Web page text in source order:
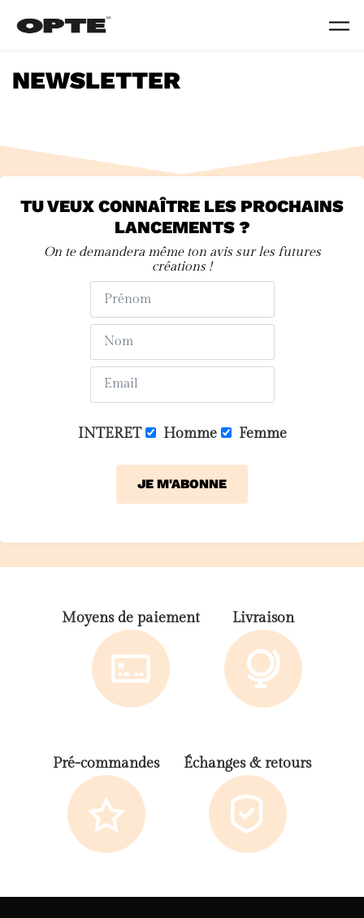
NEWSLETTER
TU VEUX CONNAÎTRE LES PROCHAINS
LANCEMENTS ?
On te demandera même ton avis sur les futures
créations !
INTERET Homme Femme
Moyens de paiement Livraison
Pré-commandes Échanges & retours